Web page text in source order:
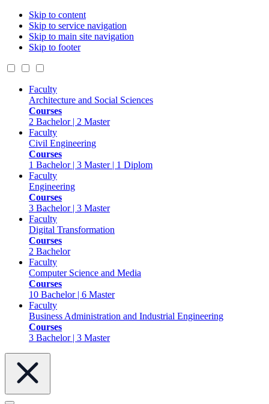
Skip to content
Skip to service navigation
Skip to main site navigation
Skip to footer
Faculty
Architecture and Social Sciences
Courses
2 Bachelor | 2 Master
Faculty
Civil Engineering
Courses
1 Bachelor | 3 Master | 1 Diplom
Faculty
Engineering
Courses
3 Bachelor | 3 Master
Faculty
Digital Transformation
Courses
2 Bachelor
Faculty
Computer Science and Media
Courses
10 Bachelor | 6 Master
Faculty
Business Administration and Industrial Engineering
Courses
3 Bachelor | 3 Master